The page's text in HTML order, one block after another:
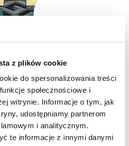
z plików cookie
do spersonalizowania treści
społecznościowe i
witrynie. Informacje o tym, jak
udostępniamy partnerom
i analitycznym.
te informacje z innymi danymi